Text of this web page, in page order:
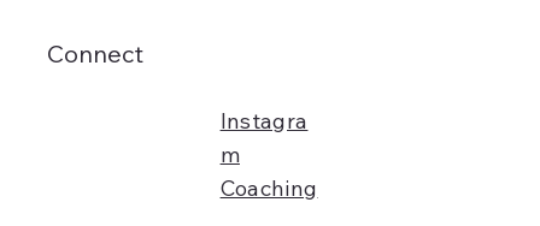
Connect
Instagra
m
Coaching